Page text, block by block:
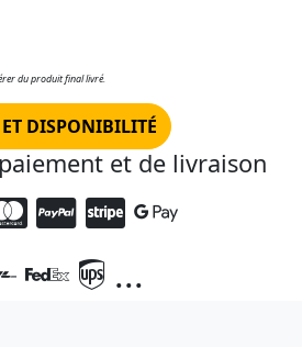
du produit final livré.
DISPONIBILITÉ
et de livraison
...